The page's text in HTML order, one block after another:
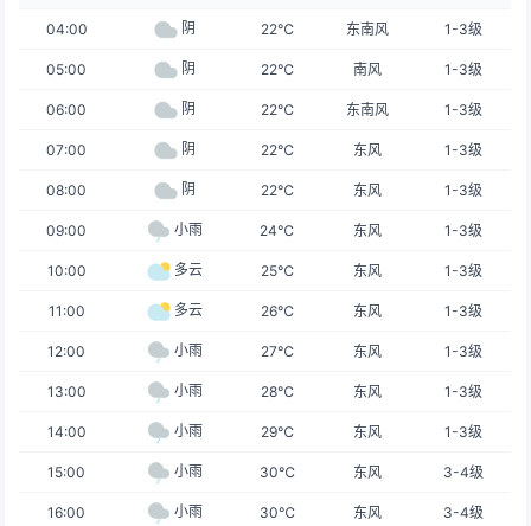
04:00 阴 22℃ 东南风 1-3级
05:00 阴 22℃ 南风 1-3级
06:00 阴 22℃ 东南风 1-3级
07:00 阴 22℃ 东风 1-3级
08:00 阴 22℃ 东风 1-3级
09:00 小雨 24℃ 东风 1-3级
10:00 多云 25℃ 东风 1-3级
11:00 多云 26℃ 东风 1-3级
12:00 小雨 27℃ 东风 1-3级
13:00 小雨 28℃ 东风 1-3级
14:00 小雨 29℃ 东风 1-3级
15:00 小雨 30℃ 东风 3-4级
16:00 小雨 30℃ 东风 3-4级